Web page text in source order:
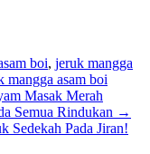
boi, jeruk mangga
mangga asam boi
Masak Merah
Semua Rindukan →
Sedekah Pada Jiran!